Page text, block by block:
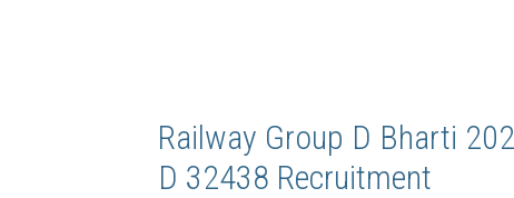
Railway Group D Bharti
D 32438 Recruitment